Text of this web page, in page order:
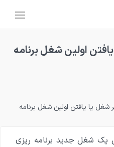
اولین شغل برنامه
شغل یا یافتن اولین شغل برنامه
یک شغل جدید برنامه ریزی